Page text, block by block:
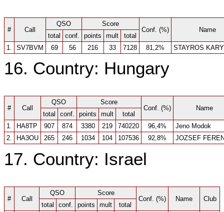
# Call
QSO
Score
Conf. (%)
Name
total
conf. points mult
total
1.
SV7BVM 69 56 216 33 7128 81,2% STAYROS
16. Country: Hungary
# Call
QSO
Score
Conf. (%)
Name
total
conf. points mult
total
1.
HA8TP 907 874 3380 219 740220 96,4%
Jeno Modok
2.
HA3OU 265 246 1034 104 107536 92,8% JOZSEF
17. Country: Israel
# Call
QSO
Score
Conf. (%)
Name
Club
total
conf. points mult
total